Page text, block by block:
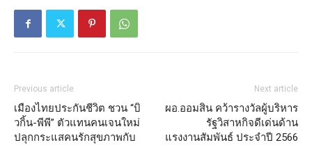
Previous article
เมืองไทยประกันชีวิต ชวน “บิ
วกิ้น-พีพี” ตัวแทนคนเจนใหม่
ปลุกกระแสคนรักสุขภาพกับ
Next article
ผอ.ออมสิน คว้ารางวัลผู้บริหาร
รัฐวิสาหกิจดีเด่นด้าน
แรงงานสัมพันธ์ ประจำปี 2566